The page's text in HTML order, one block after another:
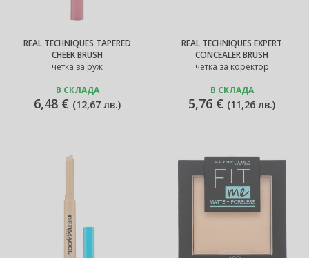
REAL TECHNIQUES TAPERED
CHEEK BRUSH
четка за руж
В СКЛАДА
6,48 € (12,67 лв.)
REAL TECHNIQUES EXPERT
CONCEALER BRUSH
четка за коректор
В СКЛАДА
5,76 € (11,26 лв.)